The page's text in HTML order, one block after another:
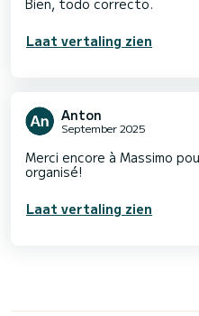
Laat vertaling zien
Anton
September 2025
Merci encore à Massimo
organisé!
Laat vertaling zien